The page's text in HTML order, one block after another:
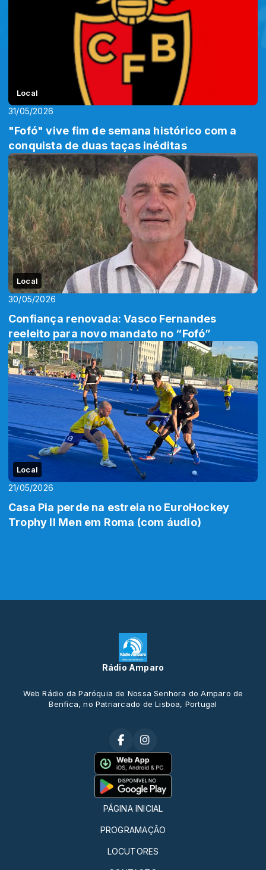
Local
31/05/2026
"Fofó" vive fim de semana histórico com a
conquista de duas taças inéditas
Local
30/05/2026
Confiança renovada: Vasco Fernandes
reeleito para novo mandato no “Fofó”
Local
21/05/2026
Casa Pia perde na estreia no EuroHockey
Trophy II Men em Roma (com áudio)
Rádio Amparo
Web Rádio da Paróquia de Nossa Senhora do Amparo de
Benfica, no Patriarcado de Lisboa, Portugal
PÁGINA INICIAL
PROGRAMAÇÃO
LOCUTORES